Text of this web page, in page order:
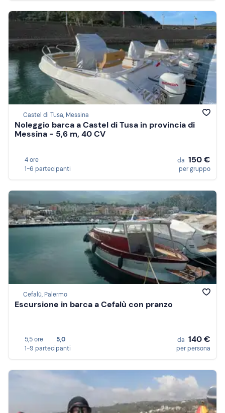
Castel di Tusa, Messina
Noleggio barca a Castel di Tusa in provincia di
Messina - 5,6 m, 40 CV
4 ore
1-6 partecipanti
da 150 €
per gruppo
Cefalù, Palermo
Escursione in barca a Cefalù con pranzo
5,5 ore
5,0
1-9 partecipanti
da 140 €
per persona